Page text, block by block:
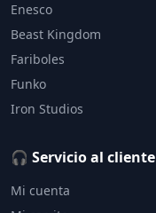
Enesco
Beast Kingdom
Fariboles
Funko
Iron Studios
🎧 Servicio al cliente
Mi cuenta